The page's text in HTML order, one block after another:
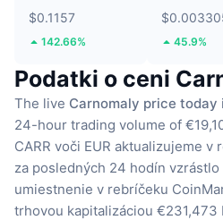
$0.1157
142.66% 45.9%
Podatki o ceni
The live Carnomaly price today
24-hour trading volume of
CARR voči EUR aktualizujeme v
za posledných 24 hodín vzrástlo
umiestnenie v rebríčeku
trhovou kapitalizáciou €231,473